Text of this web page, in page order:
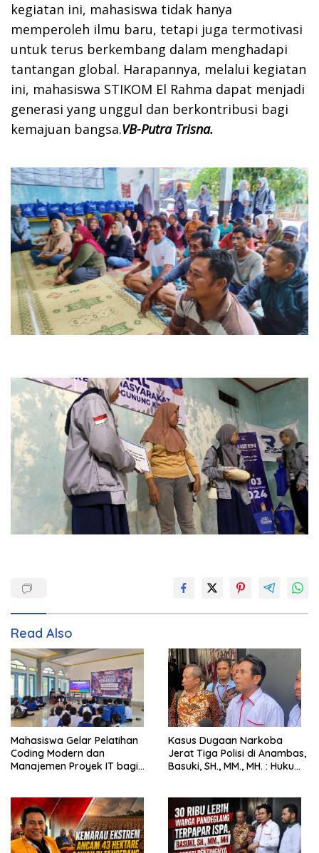
kegiatan ini, mahasiswa tidak hanya
memperoleh ilmu baru, tetapi juga termotivasi
untuk terus berkembang dalam menghadapi
tantangan global. Harapannya, melalui kegiatan
ini, mahasiswa STIKOM El Rahma dapat menjadi
generasi yang unggul dan berkontribusi bagi
kemajuan bangsa.VB-Putra Trisna.
Read Also
Mahasiswa Gelar Pelatihan
Coding Modern dan
Manajemen Proyek IT bagi
Kasus Dugaan Narkoba
Jerat Tiga Polisi di Anambas,
Basuki, SH., MM., MH. : Hukum